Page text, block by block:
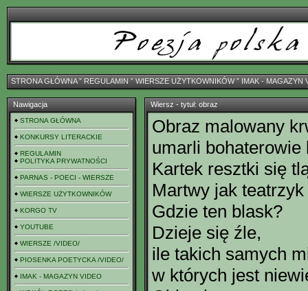
STRONA GŁÓWNAˇ REGULAMIN ˇ WIERSZE UŻYTKOWNIKÓWˇ IMAK - MAGAZYN
Nawigacja
STRONA GŁÓWNA
KONKURSY LITERACKIE
REGULAMIN
POLITYKA PRYWATNOŚCI
PARNAS - POECI - WIERSZE
WIERSZE UŻYTKOWNIKÓW
KORGO TV
YOUTUBE
WIERSZE /VIDEO/
PIOSENKA POETYCKA /VIDEO/
IMAK - MAGAZYN VIDEO
Wiersz - tytuł: obraz
Obraz malowany
umarli bohaterowie
Kartek resztki się
Martwy jak
Gdzie ten blask?
Dzieje się źle,
ile takich samych
w których jest